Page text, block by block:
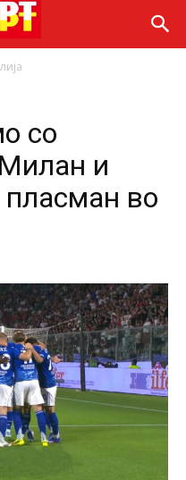
со
и
пласман во